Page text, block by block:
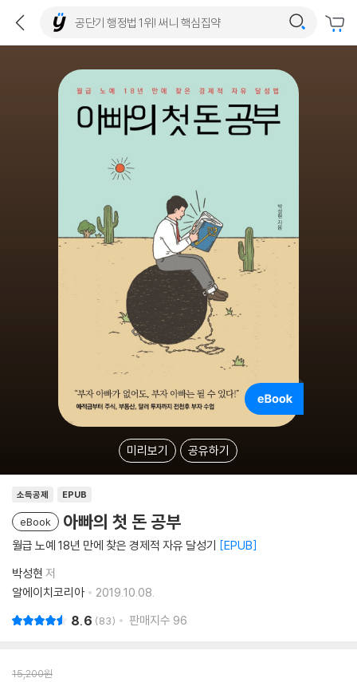
미리보기 공유하기
소득공제 EPUB
eBook 아빠의 첫 돈 공부
월급 노예 18년 만에 찾은 경제적 자유 달성기 EPUB
박성현 저
알에이치코리아
2019.10.08.
8.6 83 판매지수 96
15,200원